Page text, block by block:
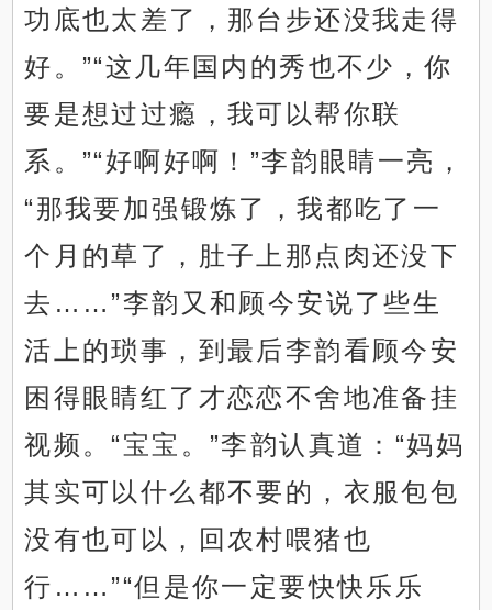
功底也太差了，那台步还没我走得
好。”“这几年国内的秀也不少，你
要是想过过瘾，我可以帮你联
系。”“好啊好啊！”李韵眼睛一亮，
“那我要加强锻炼了，我都吃了一
个月的草了，肚子上那点肉还没下
去……”李韵又和顾今安说了些生
活上的琐事，到最后李韵看顾今安
困得眼睛红了才恋恋不舍地准备挂
视频。“宝宝。”李韵认真道：“妈妈
其实可以什么都不要的，衣服包包
没有也可以，回农村喂猪也
行……”“但是你一定要快快乐乐